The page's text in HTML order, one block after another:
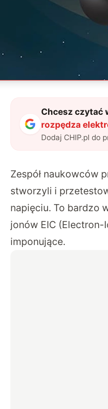
Chcesz czytać
rozpędza
Dodaj CHIP.pl do
Zespół naukowców
stworzyli i
napięciu. To bardzo
jonów EIC
imponujące.